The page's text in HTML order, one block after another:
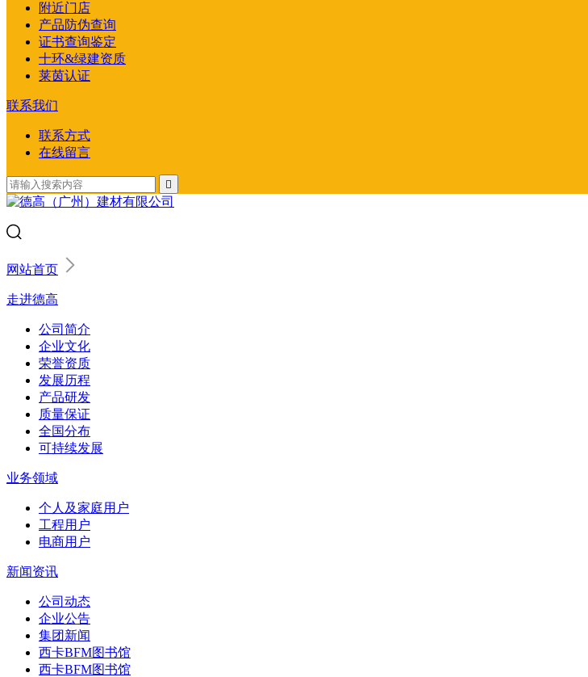
附近门店
产品防伪查询
证书查询鉴定
十环&绿建资质
莱茵认证
联系我们
联系方式
在线留言

网站首页
走进德高
公司简介
企业文化
荣誉资质
发展历程
产品研发
质量保证
全国分布
可持续发展
业务领域
个人及家庭用户
工程用户
电商用户
新闻资讯
公司动态
企业公告
集团新闻
西卡BFM图书馆
西卡BFM图书馆